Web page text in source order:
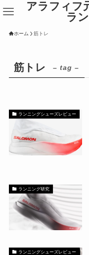
アラフィフ
ラ
ホーム 筋トレ
筋トレ – tag –
ランニングシューズレビュー
ランニング研究
ランニングシューズレビュー